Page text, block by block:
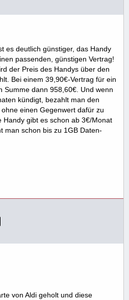
es deutlich günstiger, das Handy
passenden, günstigen Vertrag!
der Preis des Handys über den
Bei einem 39,90€-Vertrag für ein
Summe dann 958,60€. Und wenn
kündigt, bezahlt man den
einen Gegenwert dafür zu
Handy gibt es schon ab 3€/Monat
man schon bis zu 1GB Daten-
von Aldi geholt und diese